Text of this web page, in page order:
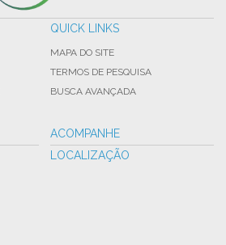
QUICK LINKS
MAPA DO SITE
TERMOS DE PESQUISA
BUSCA AVANÇADA
LOCALIZAÇÃO
ACOMPANHE